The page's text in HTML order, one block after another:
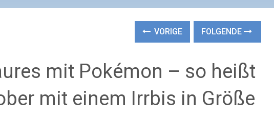
VORIGE FOLGENDE
mit Pokémon – so heißt
mit einem Irrbis in Größe